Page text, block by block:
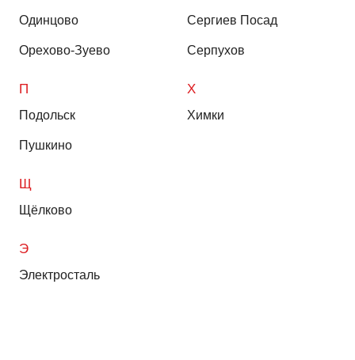
Одинцово
Орехово-Зуево
П
Подольск
Пушкино
Сергиев Посад
Серпухов
Х
Химки
Щ
Щёлково
Э
Электросталь